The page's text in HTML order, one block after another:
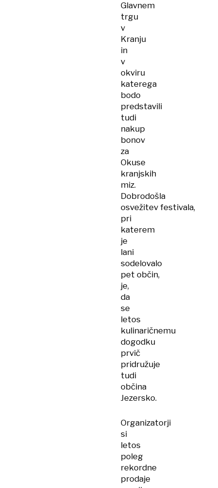
Glavnem
trgu
v
Kranju
in
v
okviru
katerega
bodo
predstavili
tudi
nakup
bonov
za
Okuse
kranjskih
miz.
Dobrodošla
osvežitev festivala,
pri
katerem
je
lani
sodelovalo
pet občin,
je,
da
se
letos
kulinaričnemu
dogodku
prvič
pridružuje
tudi
občina
Jezersko.
Organizatorji
si
letos
poleg
rekordne
prodaje